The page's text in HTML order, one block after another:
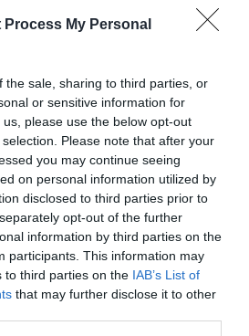
Process My Personal
the sale, sharing to third parties, or
or sensitive information for
please use the below opt-out
Please note that after your
you may continue seeing
on personal information utilized by
disclosed to third parties prior to
opt-out of the further
information by third parties on the
participants. This information may
to third parties on the IAB’s List of
that may further disclose it to other